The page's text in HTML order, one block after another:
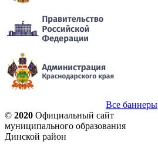
Все баннеры
© 2020 Официальный сайт
муниципального образования
Динской район